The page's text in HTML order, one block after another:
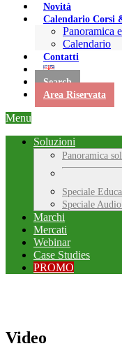
Novità
Calendario Corsi
Panoramica
Calendario
Contatti
Search
Area Riservata
Menu
Soluzioni
Panoramica
Speciale
Speciale
Marchi
Mercati
Webinar
Case Studies
PROMO
Video